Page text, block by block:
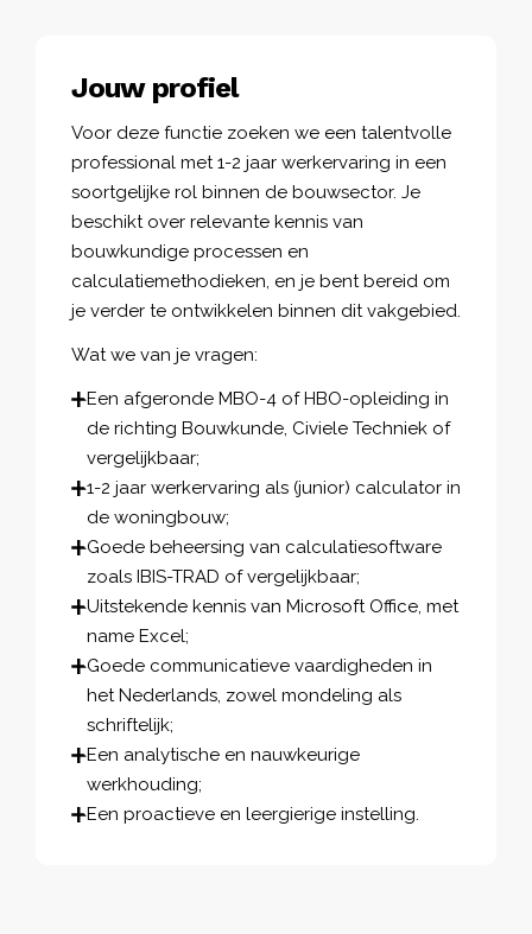
Jouw profiel
Voor deze functie zoeken we een talentvolle
professional met 1-2 jaar werkervaring in een
soortgelijke rol binnen de bouwsector. Je
beschikt over relevante kennis van
bouwkundige processen en
calculatiemethodieken, en je bent bereid om
je verder te ontwikkelen binnen dit vakgebied.
Wat we van je vragen:
Een afgeronde MBO-4 of HBO-opleiding in
de richting Bouwkunde, Civiele Techniek of
vergelijkbaar;
1-2 jaar werkervaring als (junior) calculator in
de woningbouw;
Goede beheersing van calculatiesoftware
zoals IBIS-TRAD of vergelijkbaar;
Uitstekende kennis van Microsoft Office, met
name Excel;
Goede communicatieve vaardigheden in
het Nederlands, zowel mondeling als
schriftelijk;
Een analytische en nauwkeurige
werkhouding;
Een proactieve en leergierige instelling.